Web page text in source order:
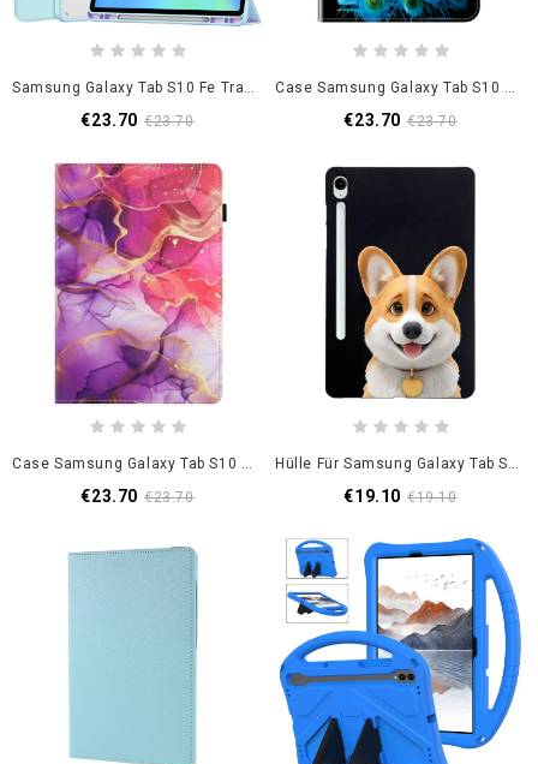
Samsung Galaxy Tab S10 Fe Transparente Rückseite
€23.70 €23.70
Case Samsung Galaxy Tab S10 Fe Handyhülle Pfauen-Design
€23.70 €23.70
Case Samsung Galaxy Tab S10 Fe Handyhülle Geist Aus Marmor
€23.70 €23.70
Hülle Für Samsung Galaxy Tab S10 Fe Corgi-Muster
€19.10 €19.10